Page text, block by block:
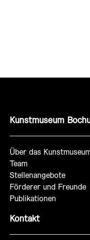
Kunstmuseum
Über das
Team
Stellenangebote
Förderer und Freunde
Publikationen
Kontakt